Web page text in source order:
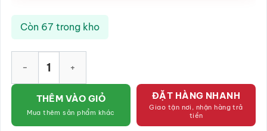
Còn 67 trong kho
THÊM VÀO GIỎ
Mua thêm sản phẩm khác
ĐẶT HÀNG NHANH
Giao tận nơi, nhận hàng trả
tiền